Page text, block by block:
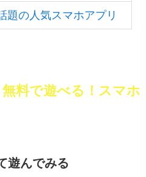
題の人気スマホアプリ
無料で遊べる！スマホ
遊んでみる